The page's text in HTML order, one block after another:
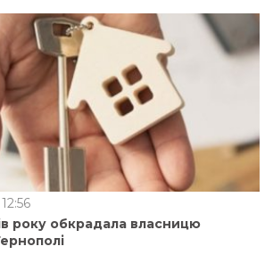
року обкрадала власницю